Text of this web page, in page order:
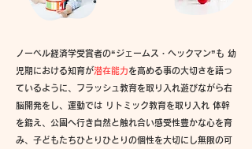
ノーベル経済学受賞者の“ジェームス・ヘックマン”も 幼
児期における知育が潜在能力を高める事の大切さを語っ
ているように、フラッシュ教育を取り入れ遊びながら右
脳開発をし、​運動では リトミック教育を取り入れ 体幹
を鍛え、公園へ行き自然と触れ合い感受性豊かな心を育
み、子どもたちひとりひとりの個性を大切にし無限の可